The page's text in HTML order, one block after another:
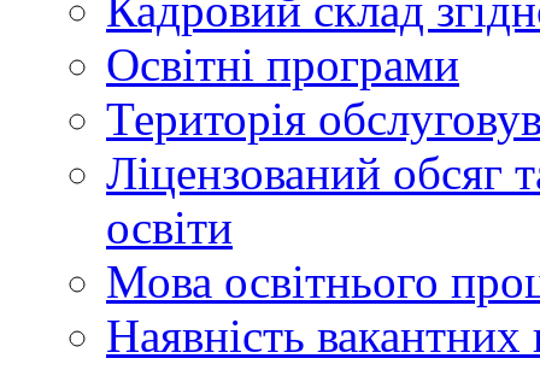
Освітні програми
Територія
Ліцензований обсяг
освіти
Мова освітнього
Наявність